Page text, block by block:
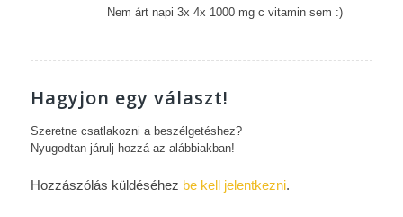
Nem árt napi 3x 4x 1000 mg c vitamin sem :)
Hagyjon egy választ!
Szeretne csatlakozni a beszélgetéshez?
Nyugodtan járulj hozzá az alábbiakban!
Hozzászólás küldéséhez be kell jelentkezni.